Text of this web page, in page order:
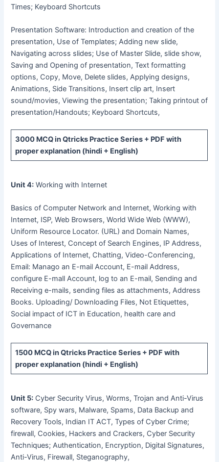
Times; Keyboard Shortcuts
Presentation Software: Introduction and creation of the
presentation, Use of Templates; Adding new slide,
Navigating across slides; Use of Master Slide, slide show,
Saving and Opening of presentation, Text formatting
options, Copy, Move, Delete slides, Applying designs,
Animations, Side Transitions, Insert clip art, Insert
sound/movies, Viewing the presentation; Taking printout of
presentation/Handouts; Keyboard Shortcuts,
3000 MCQin Qtricks Practice Series + PDF with
proper explanation (hindi + English)
Unit 4: Working with Internet
Basics of Computer Network and Internet, Working with
Internet, ISP, Web Browsers, World Wide Web (WWW),
Uniform Resource Locator. (URL) and Domain Names,
Uses of Interest, Concept of Search Engines, IP Address,
Applications of Internet, Chatting, Video-Conferencing,
Email: Manago an E-mail Account, E-mail Address,
configure E-mall Account, log to an E-mail, Sending and
Receiving e-mails, sending files as attachments, Address
Books. Uploading/ Downloading Files, Not Etiquettes,
Social impact of ICT in Education, health care and
Governance
1500 MCQin Qtricks Practice Series + PDF with
proper explanation (hindi + English)
Unit 5: Cyber Security Virus, Worms, Trojan and Anti-Virus
software, Spy wars, Malware, Spams, Data Backup and
Recovery Tools, Indian IT ACT, Types of Cyber Crime;
firewall, Cookies, Hackers and Crackers, Cyber Security
Techniques; Authentication, Encryption, Digital Signatures,
Anti-Virus, Firewall, Steganography,